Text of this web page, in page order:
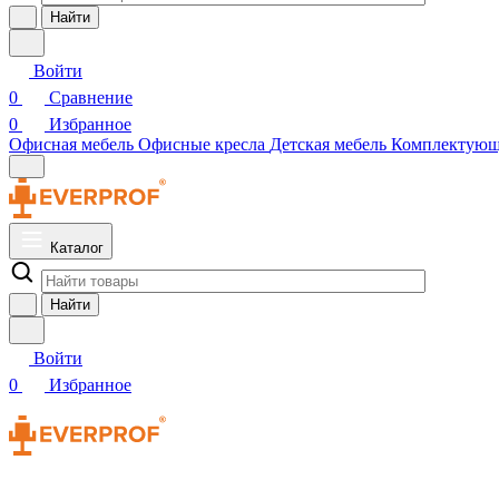
Найти
Войти
0
Сравнение
0
Избранное
Офисная мебель Офисные кресла Детская мебель
Каталог
Найти
Войти
0
Избранное